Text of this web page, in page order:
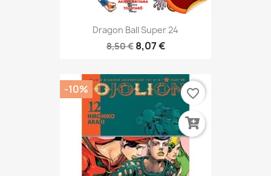
Dragon Ball Super 24
8,50 € 8,07 €
-10% favorite_border